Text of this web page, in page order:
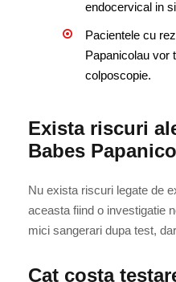
endocervical in
Pacientele cu
Papanicolau vor
colposcopie.
Exista riscuri
Babes
Nu exista riscuri legate de
aceasta fiind o investigatie
mici sangerari dupa test,
Cat costa